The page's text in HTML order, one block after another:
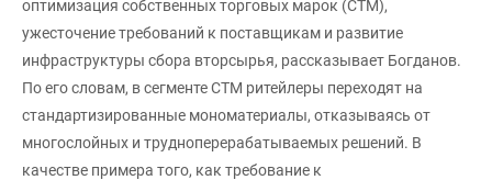
оптимизация собственных торговых марок (СТМ),
ужесточение требований к поставщикам и развитие
инфраструктуры сбора вторсырья, рассказывает Богданов.
По его словам, в сегменте СТМ ритейлеры переходят на
стандартизированные мономатериалы, отказываясь от
многослойных и трудноперерабатываемых решений. В
качестве примера того, как требование к